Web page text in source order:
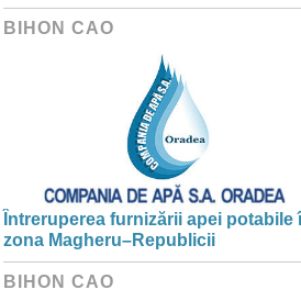
BIHON CAO
Întreruperea furnizării apei potabile
zona Magheru–Republicii
BIHON CAO